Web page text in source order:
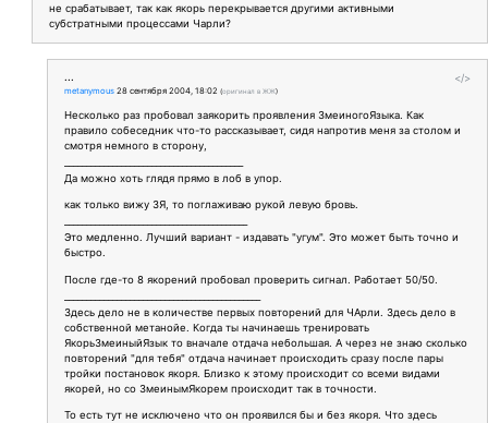
не срабатывает, так как якорь перекрывается другими активными
субстратными процессами Чарли?
</>
...
metanymous 28 сентября 2004, 18:02 (оригинал в ЖЖ)
Несколько раз пробовал заякорить проявления ЗмеиногоЯзыка. Как
правило собеседник что-то рассказывает, сидя напротив меня за столом и
смотря немного в сторону,
Да можно хоть глядя прямо в лоб в упор.
как только вижу ЗЯ, то поглаживаю рукой левую бровь.
Это медленно. Лучший вариант - издавать "угум". Это может быть точно и
быстро.
После где-то 8 якорений пробовал проверить сигнал. Работает 50/50.
Здесь дело не в количестве первых повторений для ЧАрли. Здесь дело в
собственной метанойе. Когда ты начинаешь тренировать
ЯкорьЗмеиныйЯзык то вначале отдача небольшая. А через не знаю сколько
повторений "для тебя" отдача начинает происходить сразу после пары
тройки постановок якоря. Близко к этому происходит со всеми видами
якорей, но со ЗмеинымЯкорем происходит так в точности.
То есть тут не исключено что он проявился бы и без якоря. Что здесь